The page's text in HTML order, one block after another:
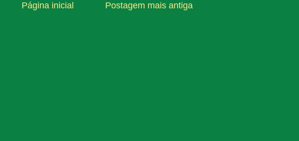
Postagem mais antiga
Página inicial